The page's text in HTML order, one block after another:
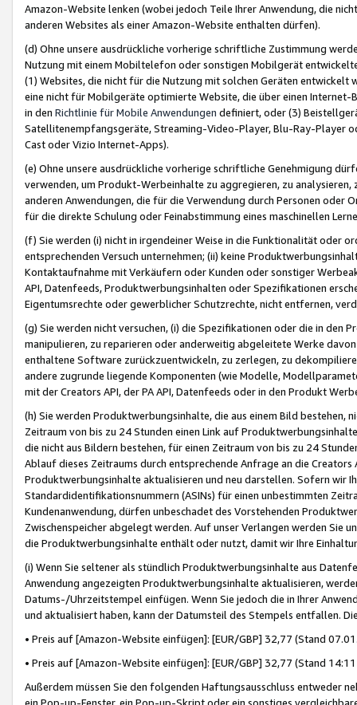
Amazon-Website lenken (wobei jedoch Teile Ihrer Anwendung, die
anderen Websites als einer Amazon-Website enthalten dürfen).
(d) Ohne unsere ausdrückliche vorherige schriftliche Zustimmung
Nutzung mit einem Mobiltelefon oder sonstigen Mobilgerät
(1) Websites, die nicht für die Nutzung mit solchen Geräten
eine nicht für Mobilgeräte optimierte Website, die über einen
in den Richtlinie für Mobile Anwendungen definiert, oder (3)
Satellitenempfangsgeräte, Streaming-Video-Player, Blu-Ray-Player
Cast oder Vizio Internet-Apps).
(e) Ohne unsere ausdrückliche vorherige schriftliche Genehmigung
verwenden, um Produkt-Werbeinhalte zu aggregieren, zu
anderen Anwendungen, die für die Verwendung durch Personen
für die direkte Schulung oder Feinabstimmung eines maschinellen
(f) Sie werden (i) nicht in irgendeiner Weise in die Funktionalität oder
entsprechenden Versuch unternehmen; (ii) keine
Kontaktaufnahme mit Verkäufern oder Kunden oder sonstiger
API, Datenfeeds, Produktwerbungsinhalten oder Spezifikationen
Eigentumsrechte oder gewerblicher Schutzrechte, nicht entfernen,
(g) Sie werden nicht versuchen, (i) die Spezifikationen oder die in
manipulieren, zu reparieren oder anderweitig abgeleitete Werke
enthaltene Software zurückzuentwickeln, zu zerlegen, zu
andere zugrunde liegende Komponenten (wie Modelle,
mit der Creators API, der PA API, Datenfeeds oder in den Produkt
(h) Sie werden Produktwerbungsinhalte, die aus einem Bild bestehen,
Zeitraum von bis zu 24 Stunden einen Link auf
die nicht aus Bildern bestehen, für einen Zeitraum von bis zu 24
Ablauf dieses Zeitraums durch entsprechende Anfrage an die
Produktwerbungsinhalte aktualisieren und neu darstellen. Sofern wir
Standardidentifikationsnummern (ASINs) für einen unbestimmten
Kundenanwendung, dürfen unbeschadet des Vorstehenden
Zwischenspeicher abgelegt werden. Auf unser Verlangen werden Sie
die Produktwerbungsinhalte enthält oder nutzt, damit wir Ihre
(i) Wenn Sie seltener als stündlich Produktwerbungsinhalte aus
Anwendung angezeigten Produktwerbungsinhalte aktualisieren,
Datums-/Uhrzeitstempel einfügen. Wenn Sie jedoch die in Ihrer
und aktualisiert haben, kann der Datumsteil des Stempels entfallen.
• Preis auf [Amazon-Website einfügen]: [EUR/GBP] 32,77 (Stand
• Preis auf [Amazon-Website einfügen]: [EUR/GBP] 32,77 (Stand
Außerdem müssen Sie den folgenden Haftungsausschluss entweder
ein Pop-up-Fenster, ein Pop-up-Skript oder ein sonstiges